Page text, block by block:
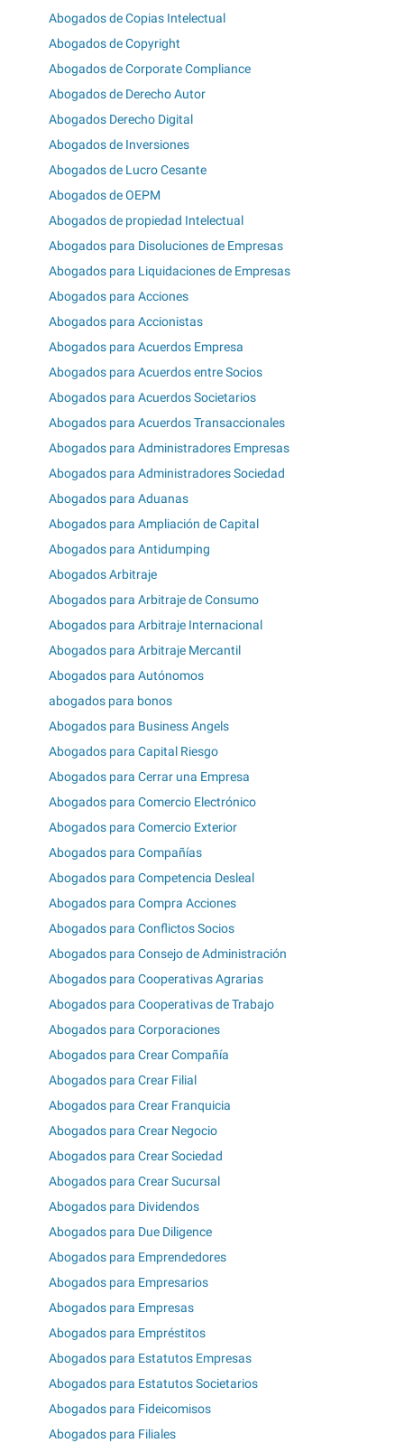
Abogados de Copias Intelectual
Abogados de Copyright
Abogados de Corporate Compliance
Abogados de Derecho Autor
Abogados Derecho Digital
Abogados de Inversiones
Abogados de Lucro Cesante
Abogados de OEPM
Abogados de propiedad Intelectual
Abogados para Disoluciones de Empresas
Abogados para Liquidaciones de Empresas
Abogados para Acciones
Abogados para Accionistas
Abogados para Acuerdos Empresa
Abogados para Acuerdos entre Socios
Abogados para Acuerdos Societarios
Abogados para Acuerdos Transaccionales
Abogados para Administradores Empresas
Abogados para Administradores Sociedad
Abogados para Aduanas
Abogados para Ampliación de Capital
Abogados para Antidumping
Abogados Arbitraje
Abogados para Arbitraje de Consumo
Abogados para Arbitraje Internacional
Abogados para Arbitraje Mercantil
Abogados para Autónomos
abogados para bonos
Abogados para Business Angels
Abogados para Capital Riesgo
Abogados para Cerrar una Empresa
Abogados para Comercio Electrónico
Abogados para Comercio Exterior
Abogados para Compañías
Abogados para Competencia Desleal
Abogados para Compra Acciones
Abogados para Conflictos Socios
Abogados para Consejo de Administración
Abogados para Cooperativas Agrarias
Abogados para Cooperativas de Trabajo
Abogados para Corporaciones
Abogados para Crear Compañía
Abogados para Crear Filial
Abogados para Crear Franquicia
Abogados para Crear Negocio
Abogados para Crear Sociedad
Abogados para Crear Sucursal
Abogados para Dividendos
Abogados para Due Diligence
Abogados para Emprendedores
Abogados para Empresarios
Abogados para Empresas
Abogados para Empréstitos
Abogados para Estatutos Empresas
Abogados para Estatutos Societarios
Abogados para Fideicomisos
Abogados para Filiales